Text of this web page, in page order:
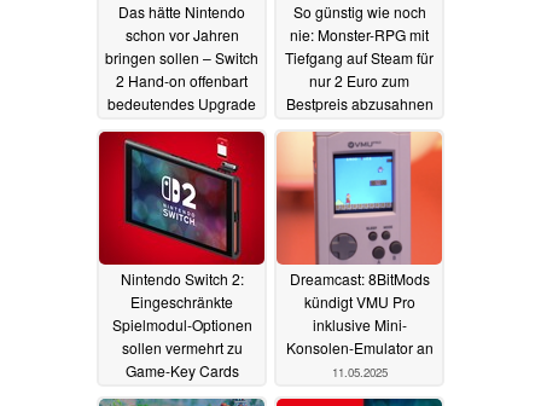
Das hätte Nintendo
schon vor Jahren
bringen sollen – Switch
2 Hand-on offenbart
bedeutendes Upgrade
des Pro Controllers
13.05.2025
So günstig wie noch
nie: Monster-RPG mit
Tiefgang auf Steam für
nur 2 Euro zum
Bestpreis abzusahnen
13.05.2025
Nintendo Switch 2:
Eingeschränkte
Spielmodul-Optionen
sollen vermehrt zu
Game-Key Cards
führen12.05.2025
Dreamcast: 8BitMods
kündigt VMU Pro
inklusive Mini-
Konsolen-Emulator an
11.05.2025